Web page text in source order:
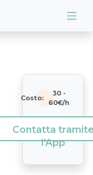
Costo:
30-
60€/h
Contatta
l'App